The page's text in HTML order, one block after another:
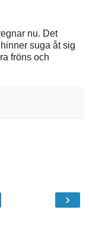
nu. Det
suga åt sig
fröns och
›